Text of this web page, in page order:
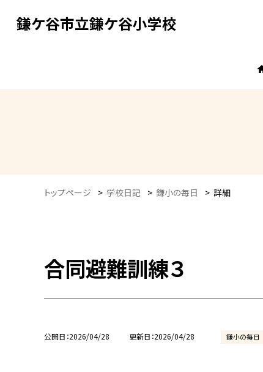
鎌ケ谷市立鎌ケ谷小学校
トップページ > 学校日記 > 鎌小の毎日 > 詳細
合同避難訓練３
公開日 2026/04/28 更新日 2026/04/28 鎌小の毎日